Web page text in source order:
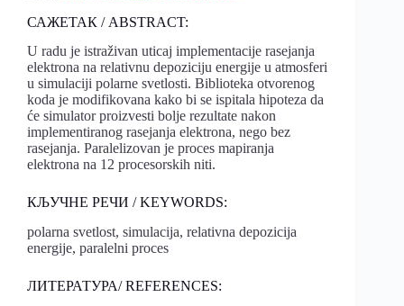
САЖЕТАК / ABSTRACT:
U radu je istraživan uticaj implementacije rasejanja
elektrona na relativnu depoziciju energije u atmosferi
u simulaciji polarne svetlosti. Biblioteka otvorenog
koda je modifikovana kako bi se ispitala hipoteza da
će simulator proizvesti bolje rezultate nakon
implementiranog rasejanja elektrona, nego bez
rasejanja. Paralelizovan je proces mapiranja
elektrona na 12 procesorskih niti.
КЉУЧНЕ РЕЧИ / KEYWORDS:
polarna svetlost, simulacija, relativna depozicija
energije, paralelni proces
ЛИТЕРАТУРА/ REFERENCES: